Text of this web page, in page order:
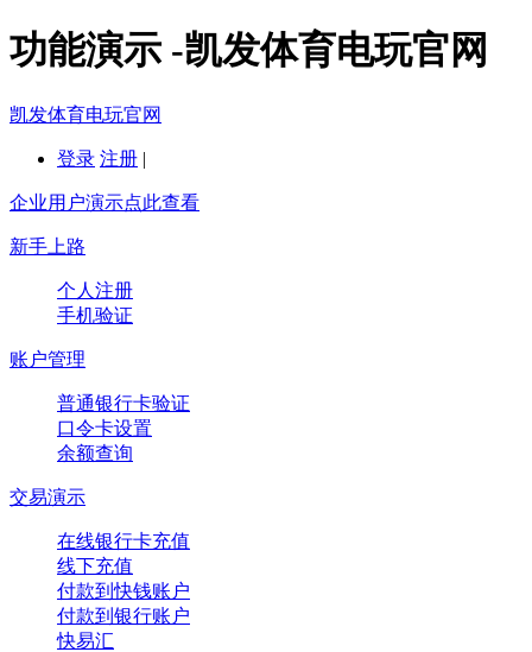
功能演示 -凯发体育电玩官网
凯发体育电玩官网
登录 注册 |
企业用户演示点此查看
新手上路
个人注册
手机验证
账户管理
普通银行卡验证
口令卡设置
余额查询
交易演示
在线银行卡充值
线下充值
付款到快钱账户
付款到银行账户
快易汇